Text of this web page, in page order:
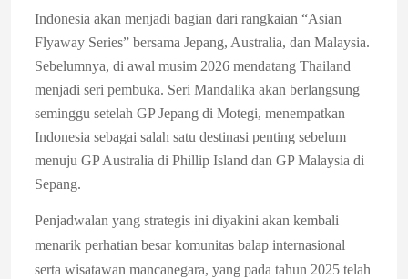
Indonesia akan menjadi bagian dari rangkaian “Asian
Flyaway Series” bersama Jepang, Australia, dan Malaysia.
Sebelumnya, di awal musim 2026 mendatang Thailand
menjadi seri pembuka. Seri Mandalika akan berlangsung
seminggu setelah GP Jepang di Motegi, menempatkan
Indonesia sebagai salah satu destinasi penting sebelum
menuju GP Australia di Phillip Island dan GP Malaysia di
Sepang.
Penjadwalan yang strategis ini diyakini akan kembali
menarik perhatian besar komunitas balap internasional
serta wisatawan mancanegara, yang pada tahun 2025 telah